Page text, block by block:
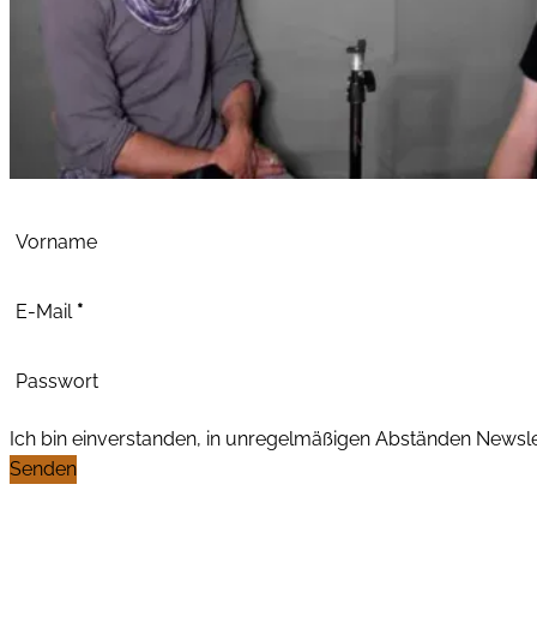
Vorname
E-Mail *
Passwort
Ich bin einverstanden, in unregelmäßigen Abständen
Senden